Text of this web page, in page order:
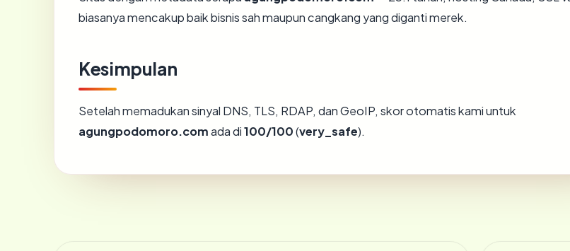
biasanya mencakup baik bisnis sah maupun cangkang yang diganti merek.
Kesimpulan
Setelah memadukan sinyal DNS, TLS, RDAP, dan GeoIP, skor otomatis kami untuk
agungpodomoro.comada di100/100(very_safe).